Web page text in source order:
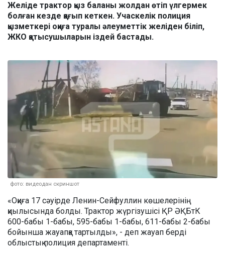
Желіде трактор қыз баланы жолдан өтіп үлгермек
болған кезде қағып кеткен. Учаскелік полиция
қызметкері оқиға туралы әлеуметтік желіден біліп,
ЖКО қатысушыларын іздей бастады.
фото: видеодан скриншот
«Оқиға 17 сәуірде Ленин-Сейфуллин көшелерінің
қиылысында болды. Трактор жүргізушісі ҚР ӘҚБтК
600-бабы 1-бабы, 595-бабы 1-бабы, 611-бабы 2-бабы
бойынша жауапқа тартылды», - деп жауап берді
облыстық полиция департаменті.